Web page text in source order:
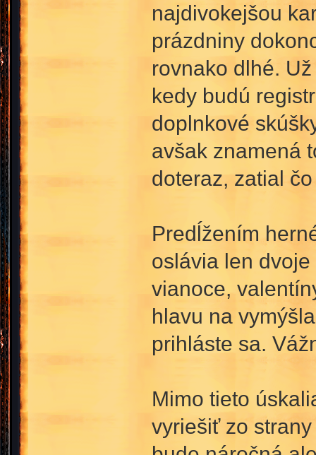
najdivokejšou
prázdniny
rovnako dlhé.
kedy budú
doplnkové
avšak znamená
doteraz, zatial
Predĺžením
oslávia len
vianoce,
hlavu na
prihláste sa.
Mimo tieto
vyriešiť zo